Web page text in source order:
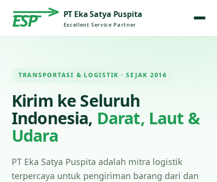
ESP PT Eka Satya Puspita
Excellent Service Partner
TRANSPORTASI & LOGISTIK · SEJAK 2016
Kirim ke Seluruh
Indonesia, Darat, Laut &
Udara
PT Eka Satya Puspita adalah mitra logistik
terpercaya untuk pengiriman barang dari dan